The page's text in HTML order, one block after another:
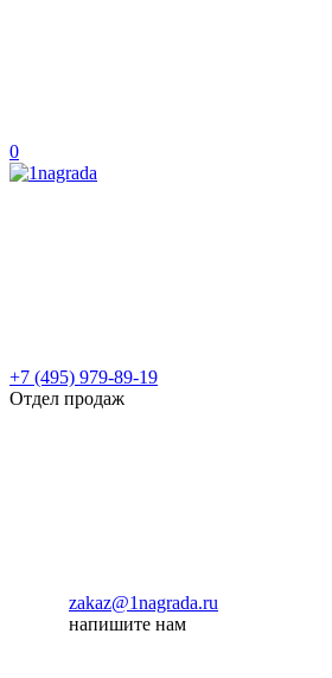
0
+7 (495) 979-89-19
Отдел продаж
zakaz@1nagrada.ru
напишите нам